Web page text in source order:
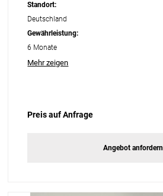
Standort:
Deutschland
Gewährleistung:
6 Monate
Mehr zeigen
Preis auf Anfrage
Angebot anfordern